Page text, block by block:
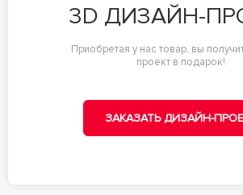
3D ДИЗАЙН-
Приобретая у нас товар, вы
проект в подарок!
ЗАКАЗАТЬ ДИЗАЙН-